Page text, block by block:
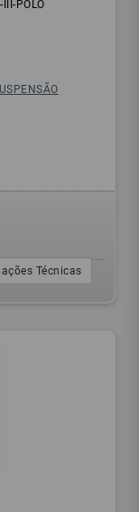
III-POLO
Técnicas